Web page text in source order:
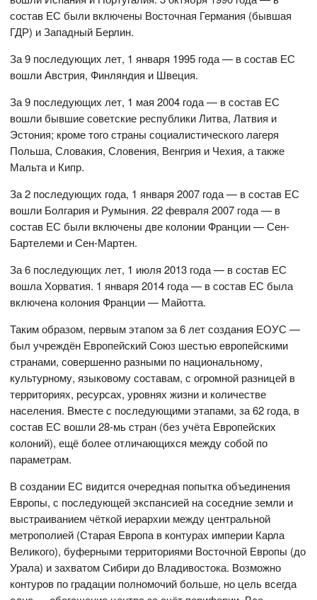
состав ЕС были включены Восточная Германия (бывшая
ГДР) и Западный Берлин.
За 9 последующих лет, 1 января 1995 года — в состав ЕС
вошли Австрия, Финляндия и Швеция.
За 9 последующих лет, 1 мая 2004 года — в состав ЕС
вошли бывшие советские республики Литва, Латвия и
Эстония; кроме того страны социалистического лагеря
Польша, Словакия, Словения, Венгрия и Чехия, а также
Мальта и Кипр.
За 2 последующих года, 1 января 2007 года — в состав ЕС
вошли Болгария и Румыния. 22 февраля 2007 года — в
состав ЕС были включены две колонии Франции — Сен-
Бартелеми и Сен-Мартен.
За 6 последующих лет, 1 июля 2013 года — в состав ЕС
вошла Хорватия. 1 января 2014 года — в состав ЕС была
включена колония Франции — Майотта.
Таким образом, первым этапом за 6 лет создания ЕОУС —
был учреждён Европейский Союз шестью европейскими
странами, совершенно разными по национальному,
культурному, языковому составам, с огромной разницей в
территориях, ресурсах, уровнях жизни и количестве
населения. Вместе с последующими этапами, за 62 года, в
состав ЕС вошли 28-мь стран (без учёта Европейских
колоний), ещё более отличающихся между собой по
параметрам.
В создании ЕС видится очередная попытка объединения
Европы, с последующей экспансией на соседние земли и
выстраиванием чёткой иерархии между центральной
метрополией (Старая Европа в контурах империи Карла
Великого), буферными территориями Восточной Европы (до
Урала) и захватом Сибири до Владивостока. Возможно
контуров по градации полномочий больше, но цель всегда